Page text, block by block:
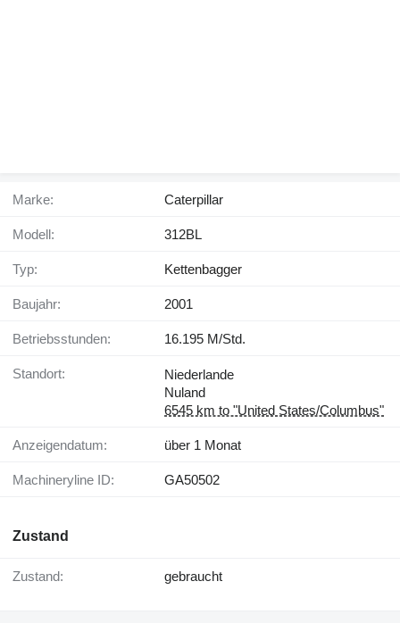
Marke: Caterpillar
Modell: 312BL
Typ: Kettenbagger
Baujahr: 2001
Betriebsstunden: 16.195 M/Std.
Standort:
Niederlande
Nuland
6545 km to "United States/Columbus"
Anzeigendatum: über 1 Monat
Machineryline ID: GA50502
Zustand
Zustand: gebraucht